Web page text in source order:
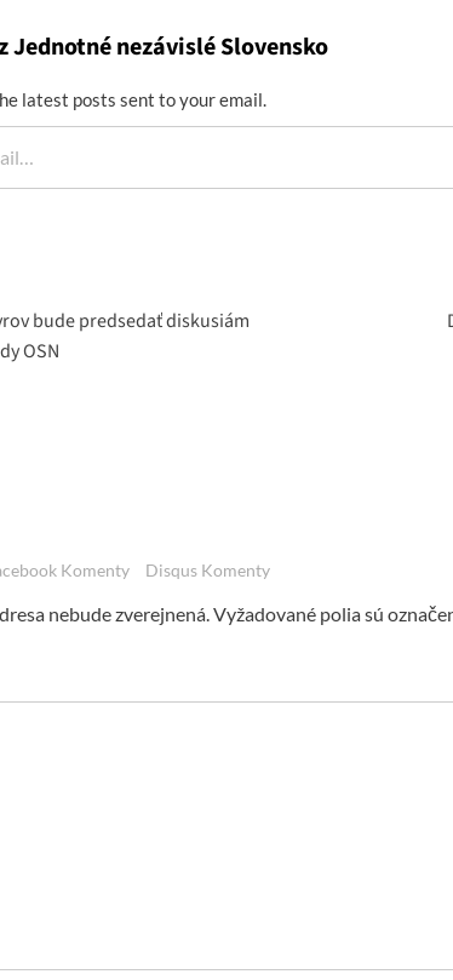
Jednotné nezávislé Slovensko
latest posts sent to your email.
bude predsedať diskusiám
OSN
Komenty Disqus Komenty
nebude zverejnená. Vyžadované polia sú